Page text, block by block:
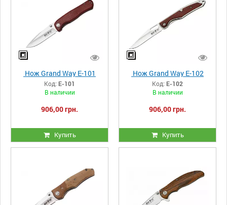
Нож Grand Way E-101
Код: E-101
В наличии
906,00 грн.
Купить
Нож Grand Way E-102
Код: E-102
В наличии
906,00 грн.
Купить